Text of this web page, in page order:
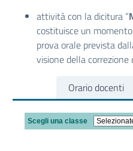
attività con la dicitura “
costituisce un
prova orale prevista
visione della
Orario docenti